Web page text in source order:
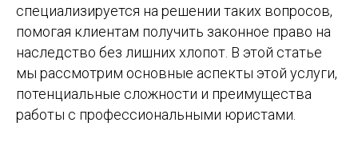
специализируется на решении таких вопросов,
помогая клиентам получить законное право на
наследство без лишних хлопот. В этой статье
мы рассмотрим основные аспекты этой услуги,
потенциальные сложности и преимущества
работы с профессиональными юристами.